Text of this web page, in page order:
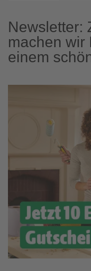
Newsletter:
machen wir
einem